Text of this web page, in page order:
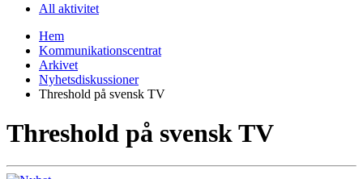
All aktivitet
Hem
Kommunikationscentrat
Arkivet
Nyhetsdiskussioner
Threshold på svensk TV
Threshold på svensk TV